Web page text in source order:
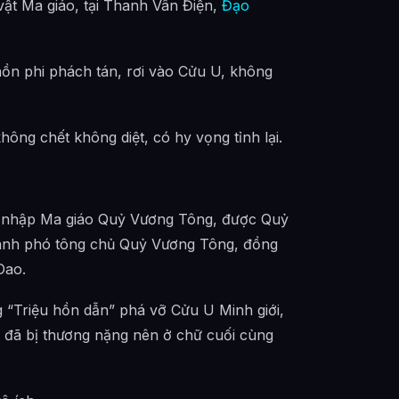
Ma giáo, tại Thanh Vân Điện, Đạo
phi phách tán, rơi vào Cửu U, không
chết không diệt, có hy vọng tỉnh lại.
Ma giáo Quỷ Vương Tông, được Quỷ
phó tông chủ Quỷ Vương Tông, đồng
hồn dẫn” phá vỡ Cửu U Minh giới,
bị thương nặng nên ở chữ cuối cùng